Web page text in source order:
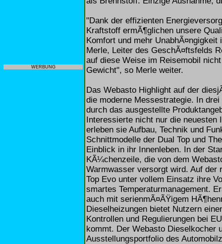
WERBUNG
"Dank der effizienten
Kraftstoff ermÃ¶glichen unsere
Komfort und mehr
Merle, Leiter des GeschÃ¤ftsfelds
auf diese Weise im Reisemobil
Gewicht", so Merle weiter.
Das Webasto Highlight auf der
die moderne Messestrategie. In
durch das ausgestellte
Interessierte nicht nur die
erleben sie Aufbau, Technik und
Schnittmodelle der Dual Top und
Einblick in ihr Innenleben. In der
KÃ¼chenzeile, die von dem
Warmwasser versorgt wird. Auf der
Top Evo unter vollem Einsatz ihre
smartes Temperaturmanagement.
auch mit serienmÃ¤ÃŸigem
Dieselheizungen bietet Nutzern
Kontrollen und Regulierungen bei
kommt. Der Webasto Dieselkocher
Ausstellungsportfolio des